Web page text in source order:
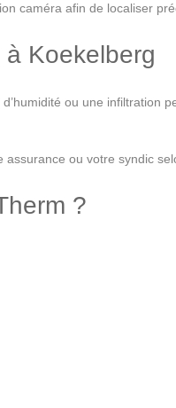
caméra afin de localiser
à Koekelberg
ou une
ou votre syndic
?